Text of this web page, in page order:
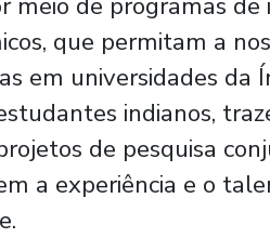
que permitam a
em universidades da
indianos,
de pesquisa
a experiência e o